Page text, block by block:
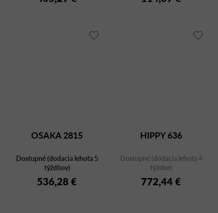
OSAKA 2815
Dostupné (dodacia lehota 5
týždňov)
536,28 €
HIPPY 636
Dostupné (dodacia lehota 4
týždne)
772,44 €